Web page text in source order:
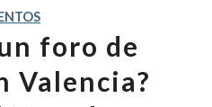
foro de
Valencia?